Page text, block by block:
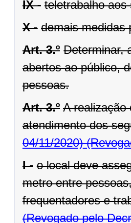
IX - teletrabalho aos
X - demais medidas
Art. 3.º Determinar,
abertos ao público,
pessoas.
Art. 3.º A realização
atendimento dos
04/11/2020)
I - o local deve
metro entre
frequentadores e
(Revogado pelo